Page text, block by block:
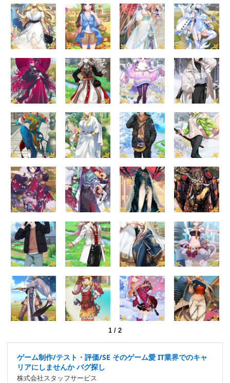
1 / 2
ゲーム制作/テスト・評価/SE そのゲーム愛 IT業界でのキャ
リアにしませんか バグ探し
株式会社スタッフサービス